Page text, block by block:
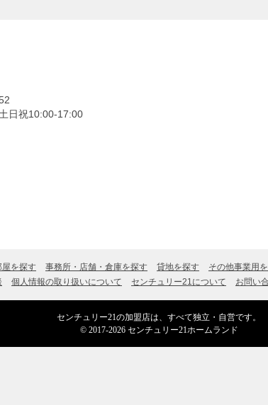
日祝10:00‐17:00
屋を探す 事務所・店舗・倉庫を探す 貸地を探す その他事業用
個人情報の取り扱いについて センチュリー21について お問い
センチュリー21の加盟店は、すべて独立・自営です。
© 2017-2026 センチュリー21ホームランド